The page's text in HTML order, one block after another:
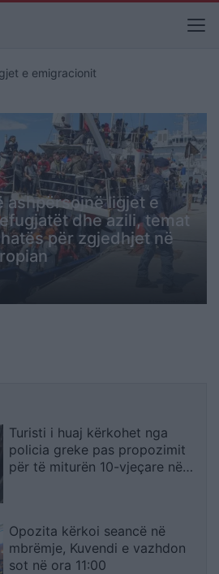
e emigracionit
ashpërsojnë ligjet e
dhe azili, temat
për zgjedhjet në
Turisti i huaj kërkohet nga
policia greke pas propozimit
për të miturën 10-vjeçare në
Opozita kërkoi seancë në
mbrëmje, Kuvendi e vazhdon
sot në ora 11:00